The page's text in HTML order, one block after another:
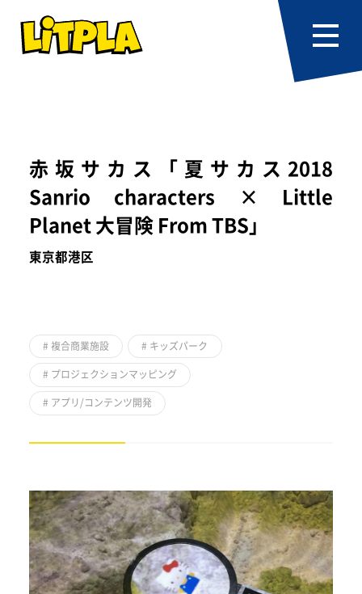
赤坂サカス「夏サカス2018
Sanrio characters × Little
Planet 大冒険 From TBS」
東京都港区
# 複合商業施設 # キッズパーク
# プロジェクションマッピング
# アプリ/コンテンツ開発